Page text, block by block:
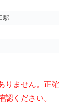
駅
りません。正確
認ください。